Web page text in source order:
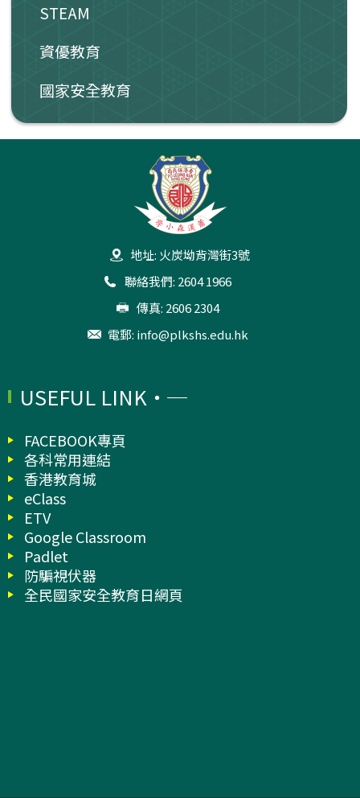
STEAM
資優教育
國家安全教育
地址: 火炭坳背灣街3號
聯絡我們: 2604 1966
傳真: 2606 2304
電郵: info@plkshs.edu.hk
USEFUL LINK
FACEBOOK專頁
各科常用連結
香港教育城
eClass
ETV
Google Classroom
Padlet
防騙視伏器
全民國家安全教育日網頁